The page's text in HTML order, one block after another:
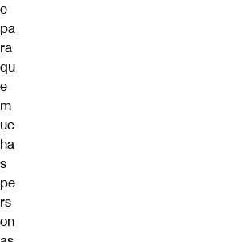
e
pa
ra
qu
e
m
uc
ha
s
pe
rs
on